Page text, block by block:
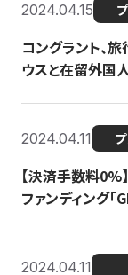
2024.04.15
コングラント、
ウスと在留外国
2024.04.11
【決済手数料0%
ファンディング
2024.04.11